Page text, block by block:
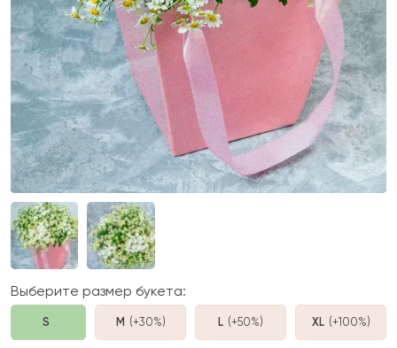
Выберите размер букета:
S M (+30%) L (+50%) XL (+100%)